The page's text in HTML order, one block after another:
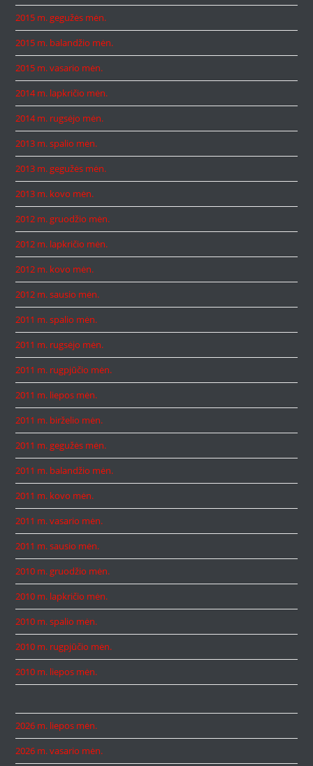
2015 m. gegužės mėn.
2015 m. balandžio mėn.
2015 m. vasario mėn.
2014 m. lapkričio mėn.
2014 m. rugsėjo mėn.
2013 m. spalio mėn.
2013 m. gegužės mėn.
2013 m. kovo mėn.
2012 m. gruodžio mėn.
2012 m. lapkričio mėn.
2012 m. kovo mėn.
2012 m. sausio mėn.
2011 m. spalio mėn.
2011 m. rugsėjo mėn.
2011 m. rugpjūčio mėn.
2011 m. liepos mėn.
2011 m. birželio mėn.
2011 m. gegužės mėn.
2011 m. balandžio mėn.
2011 m. kovo mėn.
2011 m. vasario mėn.
2011 m. sausio mėn.
2010 m. gruodžio mėn.
2010 m. lapkričio mėn.
2010 m. spalio mėn.
2010 m. rugpjūčio mėn.
2010 m. liepos mėn.
2026 m. liepos mėn.
2026 m. vasario mėn.